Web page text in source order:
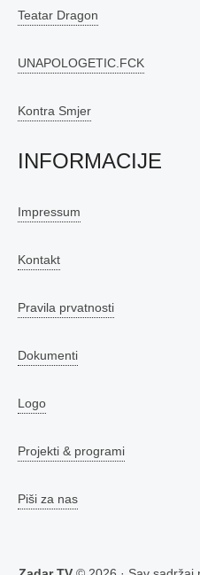
Teatar Dragon
UNAPOLOGETIC.FCK
Kontra Smjer
INFORMACIJE
Impressum
Kontakt
Pravila prvatnosti
Dokumenti
Logo
Projekti & programi
Piši za nas